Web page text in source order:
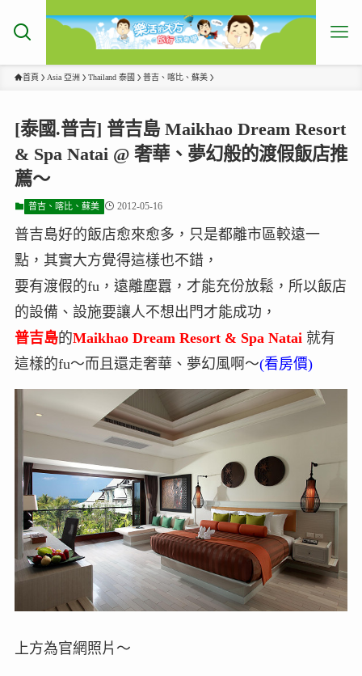
首頁 Asia 亞洲 Thailand 泰國 普吉、喀比、蘇美
[泰國.普吉] 普吉島 Maikhao Dream Resort
& Spa Natai @ 奢華、夢幻般的渡假飯店推
薦～
普吉、喀比、蘇美 2012-05-16
普吉島好的飯店愈來愈多，只是都離市區較遠一
點，其實大方覺得這樣也不錯，
要有渡假的fu，遠離塵囂，才能充份放鬆，所以飯店
的設備、設施要讓人不想出門才能成功，
普吉島的Maikhao Dream Resort & Spa Natai 就有
這樣的fu～而且還走奢華、夢幻風啊～(看房價)
上方為官網照片～